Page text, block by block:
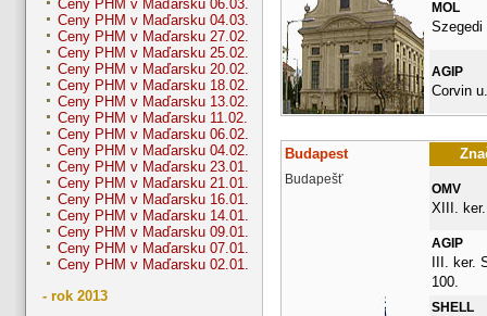
Ceny PHM v Maďarsku 06.03.
Ceny PHM v Maďarsku 04.03.
Ceny PHM v Maďarsku 27.02.
Ceny PHM v Maďarsku 25.02.
Ceny PHM v Maďarsku 20.02.
Ceny PHM v Maďarsku 18.02.
Ceny PHM v Maďarsku 13.02.
Ceny PHM v Maďarsku 11.02.
Ceny PHM v Maďarsku 06.02.
Ceny PHM v Maďarsku 04.02.
Ceny PHM v Maďarsku 23.01.
Ceny PHM v Maďarsku 21.01.
Ceny PHM v Maďarsku 16.01.
Ceny PHM v Maďarsku 14.01.
Ceny PHM v Maďarsku 09.01.
Ceny PHM v Maďarsku 07.01.
Ceny PHM v Maďarsku 02.01.
- rok 2013
MOL
Szegedi
AGIP
Corvin
Budapest
Budapešť
OMV
XIII.
AGIP
III. ker.
100.
SHELL